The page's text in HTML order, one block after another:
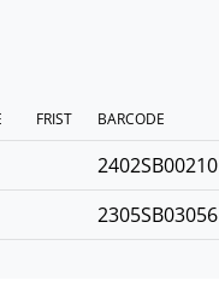
FRIST BARCODE
2402SB00210
2305SB03056